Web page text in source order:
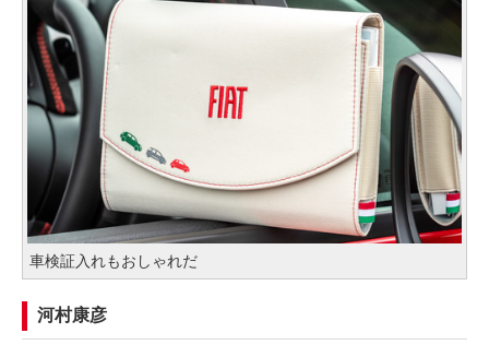
車検証入れもおしゃれだ
河村康彦